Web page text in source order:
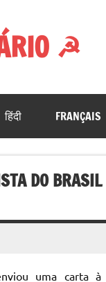
☭
हिंदी FRANÇAIS
DO BRASIL
uma carta